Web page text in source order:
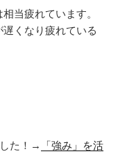
当疲れています。
くなり疲れている
た！→
「強み」を活